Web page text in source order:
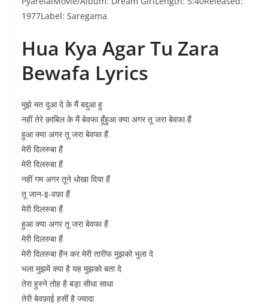
1977Label: Saregama
Hua Kya Agar Tu Zara
Bewafa Lyrics
मुझे मत दुआ दे के मैं बद्दुआ हु
नहीं तेरे क़ाबिल के मैं बेवफा हूँहुआ क्या अगर तू जरा बेवफा हैं
हुआ क्या अगर तू जरा बेवफा हैं
मेरी दिलरुबा हैं
मेरी दिलरुबा हैं
नहीं गम अगर तूने धोखा दिया हैं
तू जान-इ-वफ़ा हैं
मेरी दिलरुबा हैं
हुआ क्या अगर तू जरा बेवफा हैं
मेरी दिलरुबा हैं
मेरी दिलरुबा हैंन कर मेरी तारीफ मुझको भुला दे
भला मुझमें क्या है यह मुझको बता दे
तेरा हुस्ने तोह है बड़ा सीधा साधा
तेरी बेवफ़ाई हसीं है ज्यादा